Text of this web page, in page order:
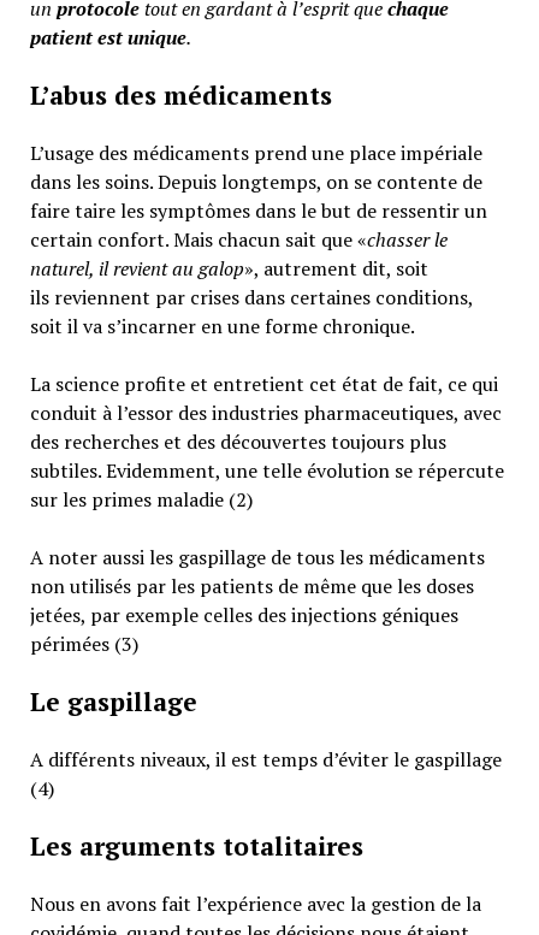
un protocoletout en gardant à l’esprit quechaque
patient est unique.
L’abus des médicaments
L’usage des médicaments prend une place impériale
dans les soins. Depuis longtemps, on se contente de
faire taire les symptômes dans le but de ressentir un
certain confort. Mais chacun sait que «chasser le
naturel, il revient au galop», autrement dit, soit
ils reviennent par crises dans certaines conditions,
soit il va s’incarner en une forme chronique.
La science profite et entretient cet état de fait, ce qui
conduit à l’essor des industries pharmaceutiques, avec
des recherches et des découvertes toujours plus
subtiles. Evidemment, une telle évolution se répercute
sur les primes maladie (2)
A noter aussi les gaspillage de tous les médicaments
non utilisés par les patients de même que les doses
jetées, par exemple celles des injections géniques
périmées (3)
Le gaspillage
A différents niveaux, il est temps d’éviter le gaspillage
(4)
Les arguments totalitaires
Nous en avons fait l’expérience avec la gestion de la